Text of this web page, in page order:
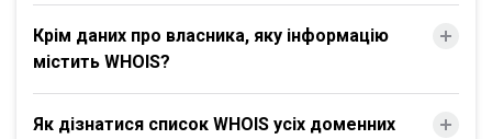
Крім даних про власника, яку інформацію
містить WHOIS?
Як дізнатися список WHOIS усіх доменних